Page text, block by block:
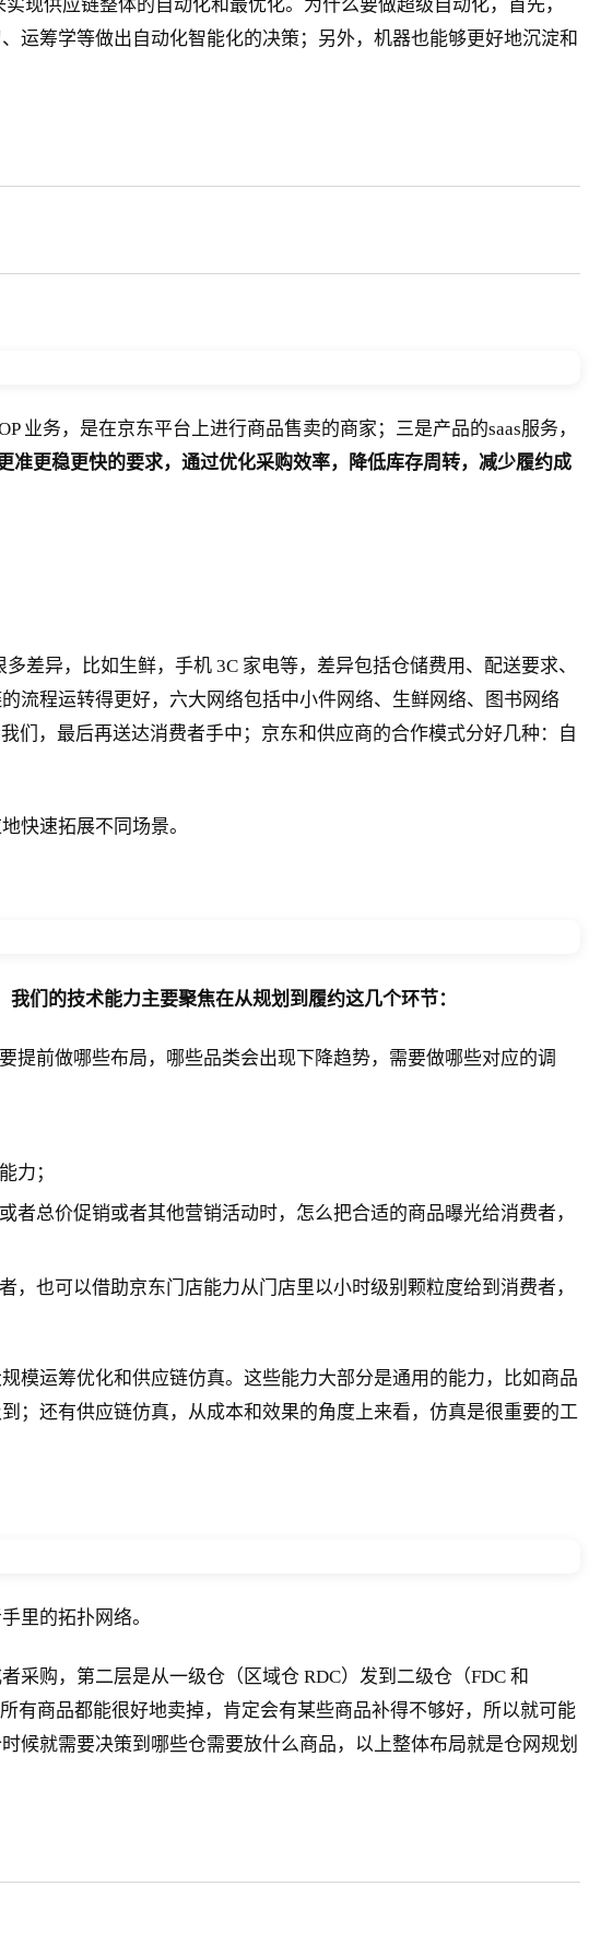
现供应链整体的自动化和最优化。为什么要做超级自动化，首先，
运筹学等做出自动化智能化的决策；另外，机器也能够更好地沉淀和
业务，是在京东平台上进行商品售卖的商家；三是产品的saas服务，
准更稳更快的要求，通过优化采购效率，降低库存周转，减少履约成
差异，比如生鲜，手机 3C 家电等，差异包括仓储费用、配送要求、
流程运转得更好，六大网络包括中小件网络、生鲜网络、图书网络
们，最后再送达消费者手中；京东和供应商的合作模式分好几种：自
快速拓展不同场景。
我们的技术能力主要聚焦在从规划到履约这几个环节：
前做哪些布局，哪些品类会出现下降趋势，需要做哪些对应的调
力；
总价促销或者其他营销活动时，怎么把合适的商品曝光给消费者，
也可以借助京东门店能力从门店里以小时级别颗粒度给到消费者，
模运筹优化和供应链仿真。这些能力大部分是通用的能力，比如商品
；还有供应链仿真，从成本和效果的角度上来看，仿真是很重要的工
里的拓扑网络。
购，第二层是从一级仓（区域仓 RDC）发到二级仓（FDC 和
有商品都能很好地卖掉，肯定会有某些商品补得不够好，所以就可能
候就需要决策到哪些仓需要放什么商品，以上整体布局就是仓网规划